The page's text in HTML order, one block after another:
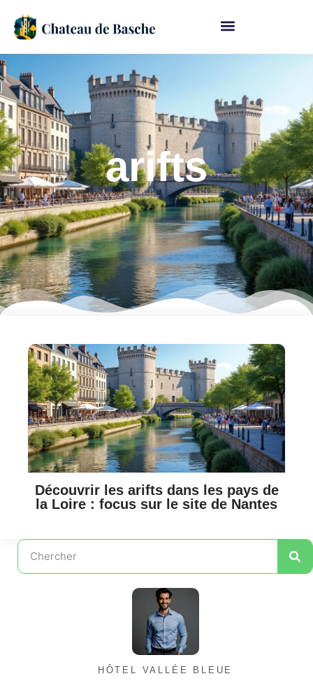
arifts
Découvrir les arifts dans les pays de
la Loire : focus sur le site de Nantes
HÔTEL VALLÉE BLEUE